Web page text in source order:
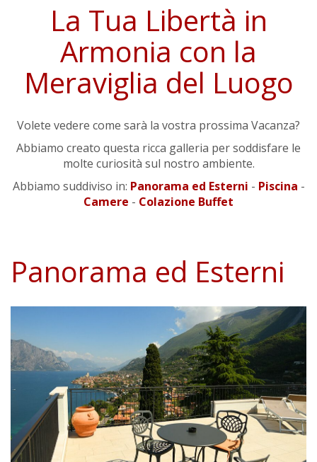
La Tua Libertà in
Armonia con la
Meraviglia del Luogo
Volete vedere come sarà la vostra prossima Vacanza?
Abbiamo creato questa ricca galleria per soddisfare le
molte curiosità sul nostro ambiente.
Abbiamo suddiviso in: Panorama ed Esterni - Piscina -
Camere - Colazione Buffet
Panorama ed Esterni